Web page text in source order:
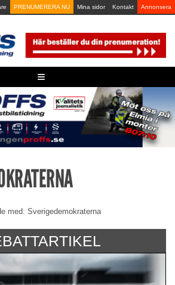
PRENUMERERA NU Mina sidor Kontakt Annonsera
≡
med: Sverigedemokraterna